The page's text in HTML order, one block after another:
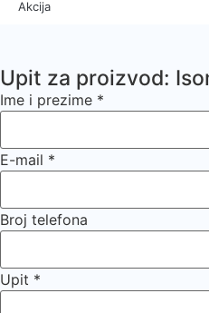
Akcija
Upit za proizvod:
Ime i prezime *
E-mail *
Broj telefona
Upit *